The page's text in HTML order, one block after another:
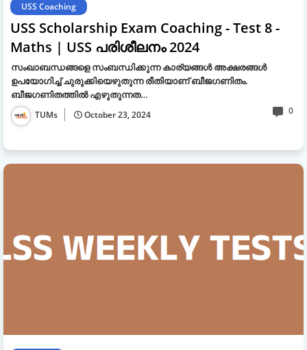
USS Coaching
USS Scholarship Exam Coaching - Test 8 -
Maths | USS പരിശീലനം 2024
സംഖാബന്ധങ്ങളെ സംബന്ധിക്കുന്ന കാര്യങ്ങൾ അക്ഷരങ്ങൾ
ഉപയോഗിച്ച് ചുരുക്കിയെഴുതുന്ന രീതിയാണ് ബീജഗണിതം.
ബീജഗണിതത്തിൽ എഴുതുന്നത…
TUMs October 23, 2024 0